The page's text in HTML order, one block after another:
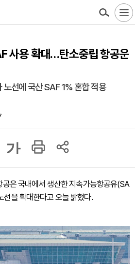
사용 확대…탄소중립 항공운
노선에 국산 SAF 1% 혼합 적용
가
은 국내에서 생산한 지속가능항공유(SA
선을 확대한다고 오늘 밝혔다.